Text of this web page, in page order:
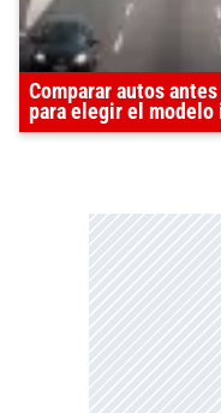
Comparar autos
para elegir el modelo